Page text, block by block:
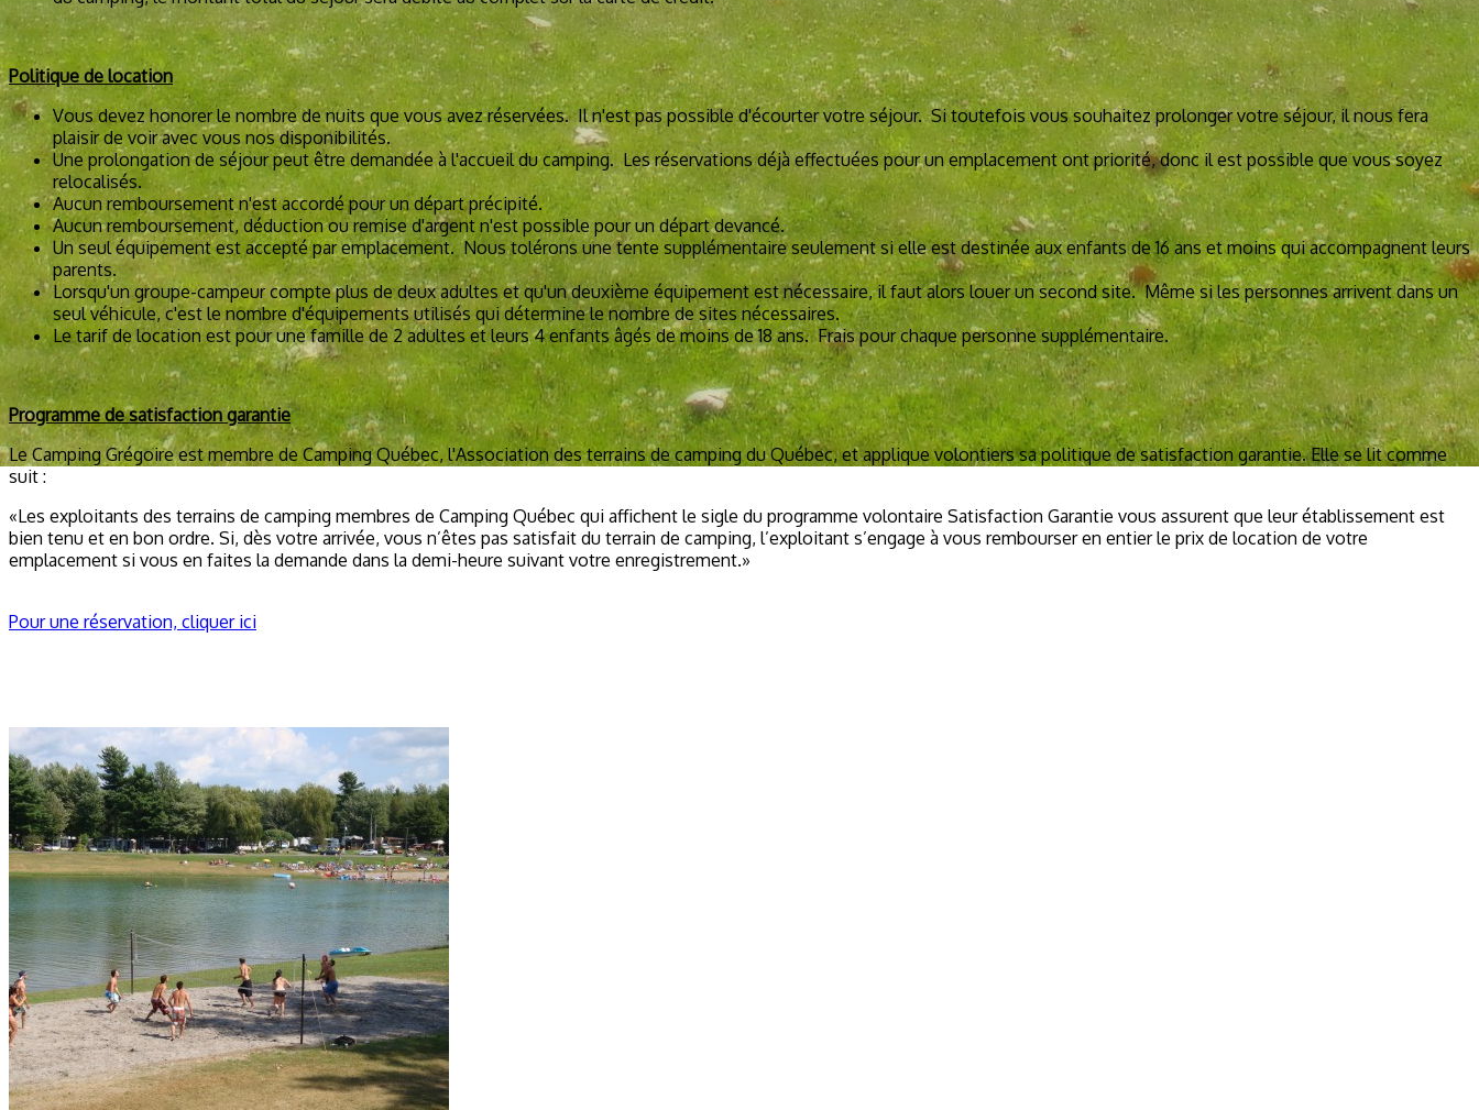
Politique de location
Vous devez honorer le nombre de nuits que vous avez réservées. Il n'est pas possible d'écourter votre séjour. Si toutefois vous souhaitez prolonger votre séjour, il nous fera
plaisir de voir avec vous nos disponibilités.
Une prolongation de séjour peut être demandée à l'accueil du camping. Les réservations déjà effectuées pour un emplacement ont priorité, donc il est possible que vous soyez
relocalisés.
Aucun remboursement n'est accordé pour un départ précipité.
Aucun remboursement, déduction ou remise d'argent n'est possible pour un départ devancé.
Un seul équipement est accepté par emplacement. Nous tolérons une tente supplémentaire seulement si elle est destinée aux enfants de 16 ans et moins qui accompagnent leurs
parents.
Lorsqu'un groupe-campeur compte plus de deux adultes et qu'un deuxième équipement est nécessaire, il faut alors louer un second site. Même si les personnes arrivent dans un
seul véhicule, c'est le nombre d'équipements utilisés qui détermine le nombre de sites nécessaires.
Le tarif de location est pour une famille de 2 adultes et leurs 4 enfants âgés de moins de 18 ans. Frais pour chaque personne supplémentaire.
Programme de satisfaction garantie
Le Camping Grégoire est membre de Camping Québec, l'Association des terrains de camping du Québec, et applique volontiers sa politique de satisfaction garantie. Elle se lit comme
suit :
«Les exploitants des terrains de camping membres de Camping Québec qui affichent le sigle du programme volontaire Satisfaction Garantie vous assurent que leur établissement est
bien tenu et en bon ordre. Si, dès votre arrivée, vous n’êtes pas satisfait du terrain de camping, l’exploitant s’engage à vous rembourser en entier le prix de location de votre
emplacement si vous en faites la demande dans la demi-heure suivant votre enregistrement.»
Pour une réservation, cliquer ici